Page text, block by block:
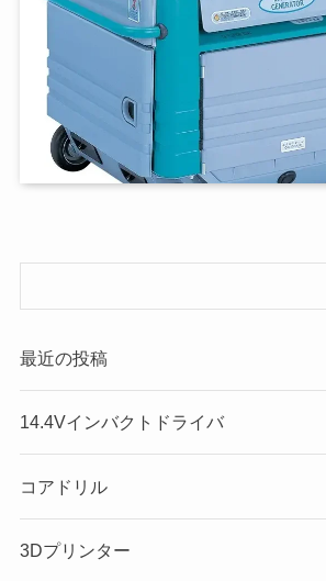
最近の投稿
14.4Vインバクトドライバ
コアドリル
3Dプリンター